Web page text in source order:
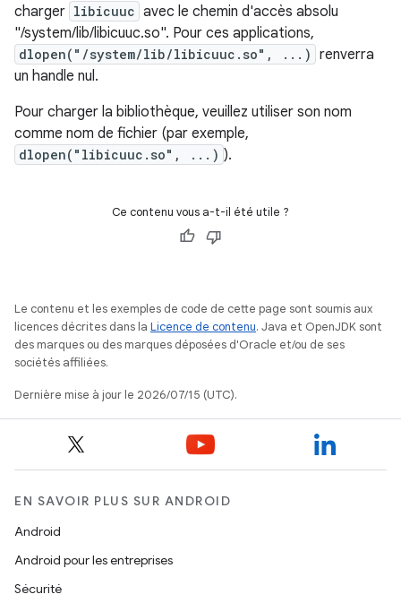
charger libicuuc avec le chemin d'accès absolu
"/system/lib/libicuuc.so". Pour ces applications,
dlopen("/system/lib/libicuuc.so", ...) renverra
un handle nul.
Pour charger la bibliothèque, veuillez utiliser son nom
comme nom de fichier (par exemple,
dlopen("libicuuc.so", ...) ).
Ce contenu vous a-t-il été utile ?
Le contenu et les exemples de code de cette page sont soumis aux
licences décrites dans la Licence de contenu. Java et OpenJDK sont
des marques ou des marques déposées d'Oracle et/ou de ses
sociétés affiliées.
Dernière mise à jour le 2026/07/15 (UTC).
EN SAVOIR PLUS SUR ANDROID
Android
Android pour les entreprises
Sécurité